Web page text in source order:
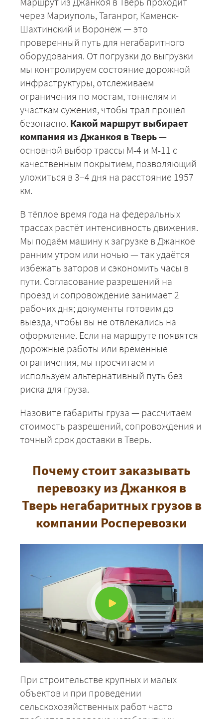
через Мариуполь, Таганрог, Каменск-
Шахтинский и Воронеж — это
проверенный путь для негабаритного
оборудования. От погрузки до выгрузки
мы контролируем состояние дорожной
инфраструктуры, отслеживаем
ограничения по мостам, тоннелям и
участкам сужения, чтобы трал прошёл
безопасно. Какой маршрут выбирает
компания из Джанкоя в Тверь—
основной выбор трассы М-4 и М-11 с
качественным покрытием, позволяющий
уложиться в 3–4 дня на расстояние 1957
км.
В тёплое время года на федеральных
трассах растёт интенсивность движения.
Мы подаём машину к загрузке в Джанкое
ранним утром или ночью — так удаётся
избежать заторов и сэкономить часы в
пути. Согласование разрешений на
проезд и сопровождение занимает 2
рабочих дня; документы готовим до
выезда, чтобы вы не отвлекались на
оформление. Если на маршруте появятся
дорожные работы или временные
ограничения, мы просчитаем и
используем альтернативный путь без
риска для груза.
Назовите габариты груза — рассчитаем
стоимость разрешений, сопровождения и
точный срок доставки в Тверь.
Почему стоит заказывать
перевозку из Джанкоя в
Тверь негабаритных грузов в
компании Росперевозки
При строительстве крупных и малых
объектов и при проведении
сельскохозяйственных работ часто
+7 (499) 520-05-23
ЗАКАЗАТЬ